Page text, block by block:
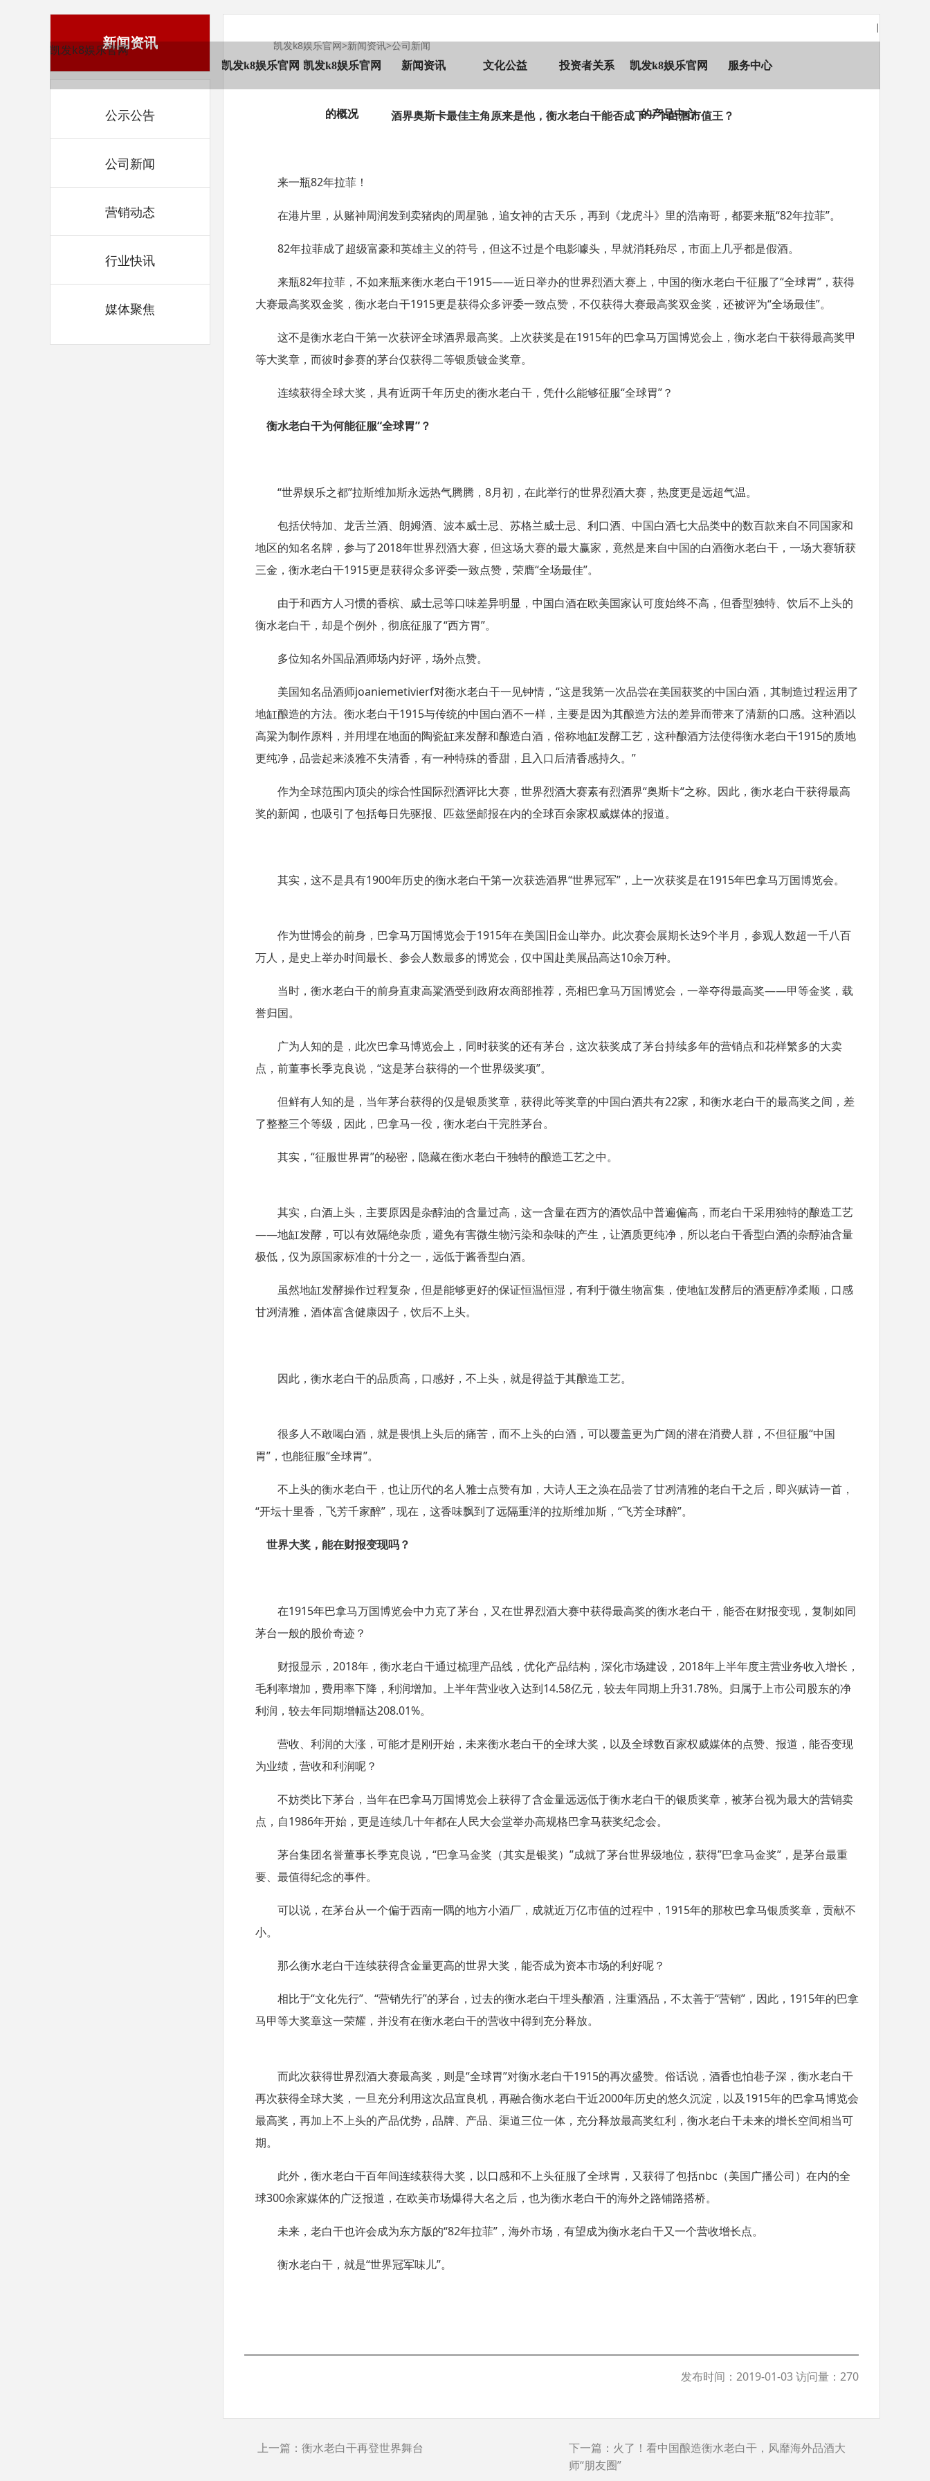
|
凯发k8娱乐官网
凯发k8娱乐官网 凯发k8娱乐官网
的概况
新闻资讯 文化公益 投资者关系 凯发k8娱乐官网
的产品中心
服务中心
新闻资讯
公示公告
公司新闻
营销动态
行业快讯
媒体聚焦
凯发k8娱乐官网>新闻资讯>公司新闻
酒界奥斯卡最佳主角原来是他，衡水老白干能否成下一个白酒市值王？
来一瓶82年拉菲！
在港片里，从赌神周润发到卖猪肉的周星驰，追女神的古天乐，再到《龙虎斗》里的浩南哥，都要来瓶“82年拉菲”。
82年拉菲成了超级富豪和英雄主义的符号，但这不过是个电影噱头，早就消耗殆尽，市面上几乎都是假酒。
来瓶82年拉菲，不如来瓶来衡水老白干1915——近日举办的世界烈酒大赛上，中国的衡水老白干征服了“全球胃” ，获得
大赛最高奖双金奖，衡水老白干1915更是获得众多评委一致点赞，不仅获得大赛最高奖双金奖，还被评为“全场最佳”。
这不是衡水老白干第一次获评全球酒界最高奖。上次获奖是在1915年的巴拿马万国博览会上，衡水老白干获得最高奖甲
等大奖章，而彼时参赛的茅台仅获得二等银质镀金奖章。
连续获得全球大奖，具有近两千年历史的衡水老白干，凭什么能够征服“全球胃”？
衡水老白干为何能征服“全球胃”？
“世界娱乐之都”拉斯维加斯永远热气腾腾， 8月初，在此举行的世界烈酒大赛，热度更是远超气温。
包括伏特加、龙舌兰酒、朗姆酒、波本威士忌、苏格兰威士忌、利口酒、中国白酒七大品类中的数百款来自不同国家和
地区的知名名牌，参与了2018年世界烈酒大赛，但这场大赛的最大赢家，竟然是来自中国的白酒衡水老白干，一场大赛斩获
三金，衡水老白干1915更是获得众多评委一致点赞，荣膺“全场最佳”。
由于和西方人习惯的香槟、威士忌等口味差异明显，中国白酒在欧美国家认可度始终不高，但香型独特、饮后不上头的
衡水老白干，却是个例外，彻底征服了“西方胃”。
多位知名外国品酒师场内好评，场外点赞。
美国知名品酒师joaniemetivierf对衡水老白干一见钟情， “这是我第一次品尝在美国获奖的中国白酒，其制造过程运用了
地缸酿造的方法。衡水老白干1915与传统的中国白酒不一样，主要是因为其酿造方法的差异而带来了清新的口感。这种酒以
高粱为制作原料，并用埋在地面的陶瓷缸来发酵和酿造白酒，俗称地缸发酵工艺，这种酿酒方法使得衡水老白干1915的质地
更纯净，品尝起来淡雅不失清香，有一种特殊的香甜，且入口后清香感持久。 ”
作为全球范围内顶尖的综合性国际烈酒评比大赛，世界烈酒大赛素有烈酒界“奥斯卡“之称。因此，衡水老白干获得最高
奖的新闻，也吸引了包括每日先驱报、匹兹堡邮报在内的全球百余家权威媒体的报道。
其实，这不是具有1900年历史的衡水老白干第一次获选酒界“世界冠军” ，上一次获奖是在1915年巴拿马万国博览会。
作为世博会的前身，巴拿马万国博览会于1915年在美国旧金山举办。此次赛会展期长达9个半月，参观人数超一千八百
万人，是史上举办时间最长、参会人数最多的博览会，仅中国赴美展品高达10余万种。
当时，衡水老白干的前身直隶高粱酒受到政府农商部推荐，亮相巴拿马万国博览会，一举夺得最高奖——甲等金奖，载
誉归国。
广为人知的是，此次巴拿马博览会上，同时获奖的还有茅台，这次获奖成了茅台持续多年的营销点和花样繁多的大卖
点，前董事长季克良说， “这是茅台获得的一个世界级奖项”。
但鲜有人知的是，当年茅台获得的仅是银质奖章，获得此等奖章的中国白酒共有22家，和衡水老白干的最高奖之间，差
了整整三个等级，因此，巴拿马一役，衡水老白干完胜茅台。
其实， “征服世界胃”的秘密，隐藏在衡水老白干独特的酿造工艺之中。
其实，白酒上头，主要原因是杂醇油的含量过高，这一含量在西方的酒饮品中普遍偏高，而老白干采用独特的酿造工艺
——地缸发酵，可以有效隔绝杂质，避免有害微生物污染和杂味的产生，让酒质更纯净，所以老白干香型白酒的杂醇油含量
极低，仅为原国家标准的十分之一，远低于酱香型白酒。
虽然地缸发酵操作过程复杂，但是能够更好的保证恒温恒湿，有利于微生物富集，使地缸发酵后的酒更醇净柔顺，口感
甘冽清雅，酒体富含健康因子，饮后不上头。
因此，衡水老白干的品质高，口感好，不上头，就是得益于其酿造工艺。
很多人不敢喝白酒，就是畏惧上头后的痛苦，而不上头的白酒，可以覆盖更为广阔的潜在消费人群，不但征服“中国
胃” ，也能征服“全球胃”。
不上头的衡水老白干，也让历代的名人雅士点赞有加，大诗人王之涣在品尝了甘冽清雅的老白干之后，即兴赋诗一首，
“开坛十里香，飞芳千家醉” ，现在，这香味飘到了远隔重洋的拉斯维加斯， “飞芳全球醉”。
世界大奖，能在财报变现吗？
在1915年巴拿马万国博览会中力克了茅台，又在世界烈酒大赛中获得最高奖的衡水老白干，能否在财报变现，复制如同
茅台一般的股价奇迹？
财报显示， 2018年，衡水老白干通过梳理产品线，优化产品结构，深化市场建设， 2018年上半年度主营业务收入增长，
毛利率增加，费用率下降，利润增加。上半年营业收入达到14.58亿元，较去年同期上升31.78%。归属于上市公司股东的净
利润，较去年同期增幅达208.01%。
营收、利润的大涨，可能才是刚开始，未来衡水老白干的全球大奖，以及全球数百家权威媒体的点赞、报道，能否变现
为业绩，营收和利润呢？
不妨类比下茅台，当年在巴拿马万国博览会上获得了含金量远远低于衡水老白干的银质奖章，被茅台视为最大的营销卖
点，自1986年开始，更是连续几十年都在人民大会堂举办高规格巴拿马获奖纪念会。
茅台集团名誉董事长季克良说， “巴拿马金奖（其实是银奖） ”成就了茅台世界级地位，获得”巴拿马金奖” ，是茅台最重
要、最值得纪念的事件。
可以说，在茅台从一个偏于西南一隅的地方小酒厂，成就近万亿市值的过程中， 1915年的那枚巴拿马银质奖章，贡献不
小。
那么衡水老白干连续获得含金量更高的世界大奖，能否成为资本市场的利好呢？
相比于“文化先行”、 “营销先行”的茅台，过去的衡水老白干埋头酿酒，注重酒品，不太善于“营销” ，因此， 1915年的巴拿
马甲等大奖章这一荣耀，并没有在衡水老白干的营收中得到充分释放。
而此次获得世界烈酒大赛最高奖，则是“全球胃”对衡水老白干1915的再次盛赞。俗话说，酒香也怕巷子深，衡水老白干
再次获得全球大奖，一旦充分利用这次品宣良机，再融合衡水老白干近2000年历史的悠久沉淀，以及1915年的巴拿马博览会
最高奖，再加上不上头的产品优势，品牌、产品、渠道三位一体，充分释放最高奖红利，衡水老白干未来的增长空间相当可
期。
此外，衡水老白干百年间连续获得大奖，以口感和不上头征服了全球胃，又获得了包括nbc （美国广播公司）在内的全
球300余家媒体的广泛报道，在欧美市场爆得大名之后，也为衡水老白干的海外之路铺路搭桥。
未来，老白干也许会成为东方版的“82年拉菲” ，海外市场，有望成为衡水老白干又一个营收增长点。
衡水老白干，就是“世界冠军味儿”。
发布时间：2019-01-03 访问量：270
上一篇： 衡水老白干再登世界舞台 下一篇： 火了！看中国酿造衡水老白干，风靡海外品酒大
师“朋友圈”